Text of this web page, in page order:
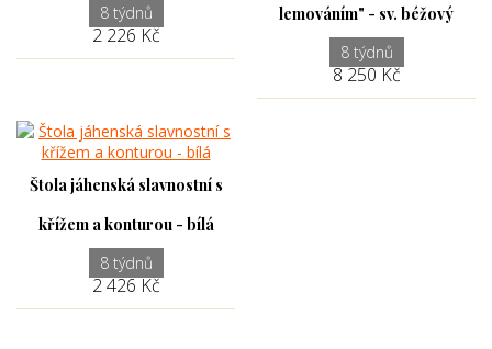
8 týdnů
2 226 Kč
lemováním" - sv. béžový
8 týdnů
8 250 Kč
Štola jáhenská slavnostní s
křížem a konturou - bílá
8 týdnů
2 426 Kč